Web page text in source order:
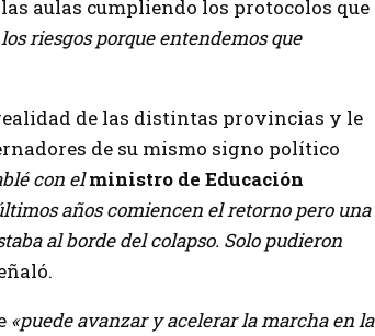
aulas cumpliendo los protocolos que
riesgos porque entendemos que
de las distintas provincias y le
de su mismo signo político
con elministro de Educación
años comiencen el retorno pero una
al borde del colapso. Solo pudieron
«puede avanzar y acelerar la marcha en la